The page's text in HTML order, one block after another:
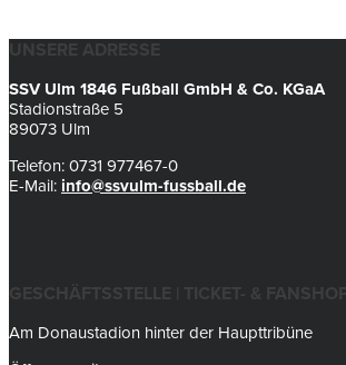
UNSERE ADRESSE
SSV Ulm 1846 Fußball GmbH & Co. KGaA
Stadionstraße 5
89073 Ulm
Telefon: 0731 977467-0
E-Mail: info@ssvulm-fussball.de
GESCHÄFTSSTELLE | TICKET- & FANSHOP
Am Donaustadion hinter der Haupttribüne